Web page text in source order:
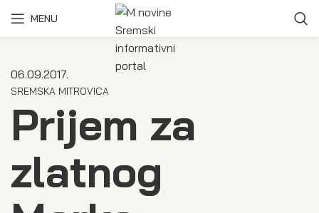
MENU
06.09.2017.
SREMSKA MITROVICA
Prijem za
zlatnog